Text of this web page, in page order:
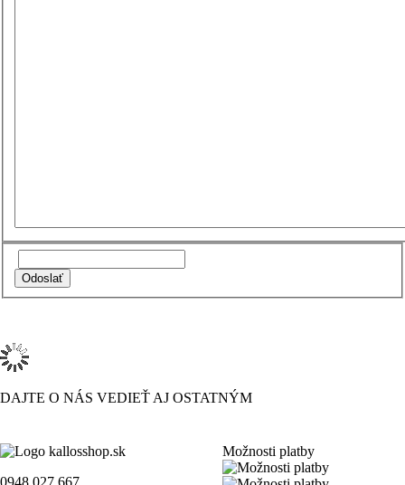
DAJTE O NÁS VEDIEŤ AJ OSTATNÝM
0948 027 667
Možnosti platby